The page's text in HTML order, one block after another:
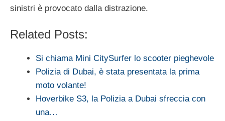
sinistri è provocato dalla distrazione.
Related Posts:
Si chiama Mini CitySurfer lo scooter pieghevole
Polizia di Dubai, è stata presentata la prima
moto volante!
Hoverbike S3, la Polizia a Dubai sfreccia con
una…